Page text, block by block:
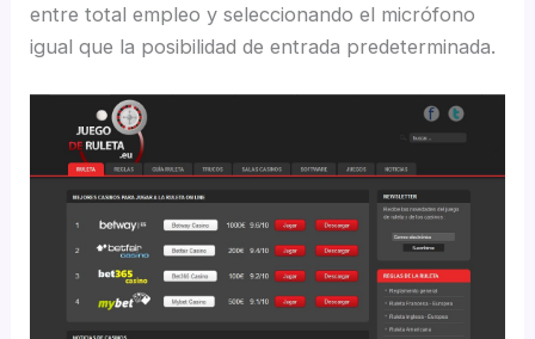
entre total empleo y seleccionando el micrófono
igual que la posibilidad de entrada predeterminada.